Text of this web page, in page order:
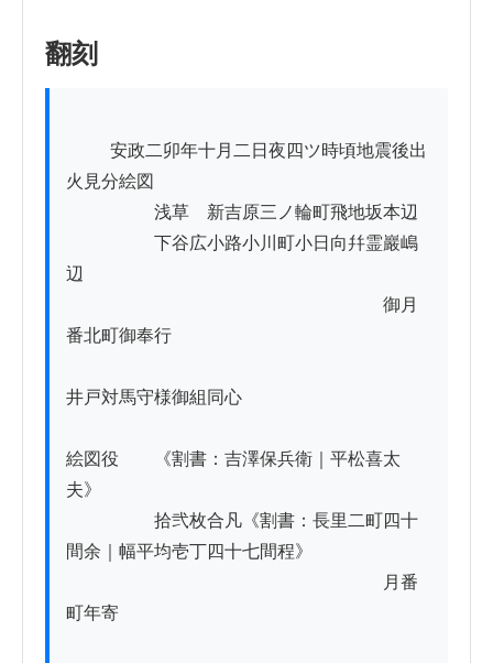
翻刻
火見分絵図
浅草ゟ新吉原三ノ輪町飛地坂本辺
下谷広小路小川町小日向幷霊巖嶋
辺
御月
番北町御奉行
井戸対馬守様御組同心
絵図役　　《割書：吉澤保兵衛｜平松喜太
夫》
拾弐枚合凡《割書：長里二町四十
間余｜幅平均壱丁四十七間程》
月番
町年寄